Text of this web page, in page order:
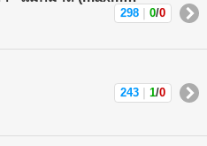
298 0/0
243 1/0